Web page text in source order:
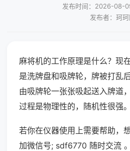
发布时间：2026-08-
发布者：珂珂
麻将机的工作原理是什么？现
是洗牌盘和吸牌轮，牌被打乱
由吸牌轮一张张吸起送入牌道
过程是物理性的，随机性很强。
若你在仪器使用上需要帮助，
加微信号; sdf6770 随时交流 。